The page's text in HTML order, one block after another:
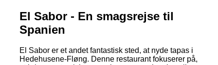
El Sabor - En smagsrejse til
Spanien
El Sabor er et andet fantastisk sted, at nyde tapas i
Hedehusene-Fløng. Denne restaurant fokuserer på,